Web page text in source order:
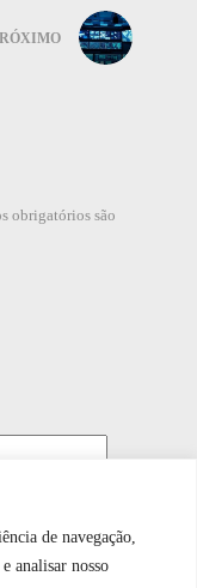
de navegação,
analisar nosso
obrigatórios são